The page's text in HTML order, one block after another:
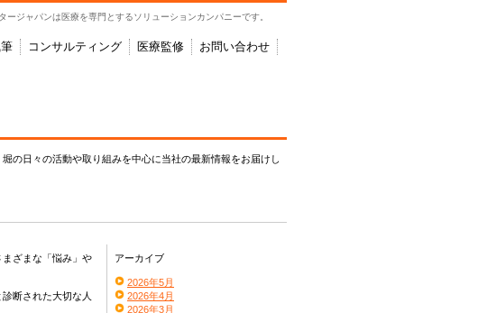
ージャパンは医療を専門とするソリューションカンパニーです。
の日々の活動や取り組みを中心に当社の最新情報をお届けし
まざまな「悩み」や
断された大切な人
アーカイブ
2026年5月
2026年4月
2026年3月
コンサルティング 医療監修 お問い合わせ